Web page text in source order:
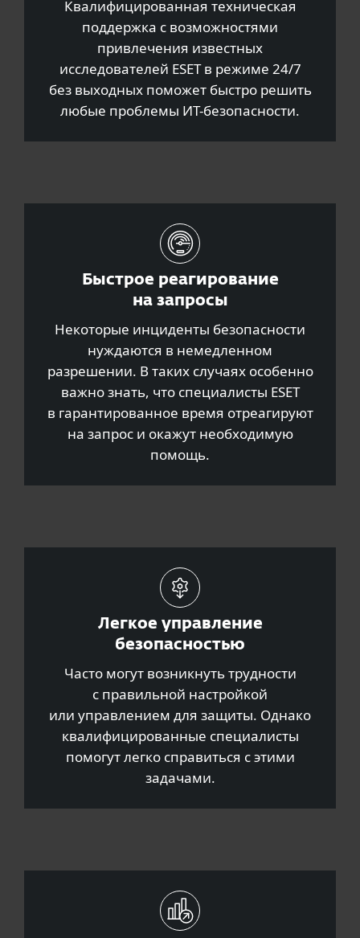
Квалифицированная техническая
поддержка с возможностями
привлечения известных
исследователей ESET в режиме 24/7
без выходных поможет быстро решить
любые проблемы ИТ-безопасности.
Быстрое реагирование
на запросы
Некоторые инциденты безопасности
нуждаются в немедленном
разрешении. В таких случаях особенно
важно знать, что специалисты ESET
в гарантированное время отреагируют
на запрос и окажут необходимую
помощь.
Легкое управление
безопасностью
Часто могут возникнуть трудности
с правильной настройкой
или управлением для защиты. Однако
квалифицированные специалисты
помогут легко справиться с этими
задачами.